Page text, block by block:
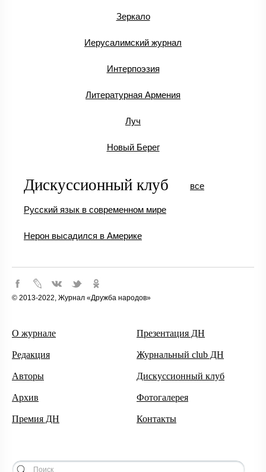
Зеркало
Иерусалимский журнал
Интерпоэзия
Литературная Армения
Луч
Новый Берег
Дискуссионный клуб
Русский язык в современном мире
Нерон высадился в Америке
все
© 2013-2022, Журнал «Дружба народов»
О журнале
Редакция
Авторы
Архив
Премия ДН
Презентация ДН
Журнальный club ДН
Дискуссионный клуб
Фотогалерея
Контакты